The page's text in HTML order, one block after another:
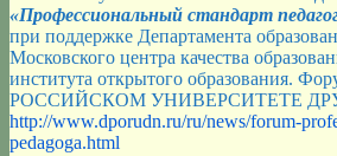
«Профессиональный стандарт
при поддержке Департамента
Московского центра качества
института открытого образования.
РОССИЙСКОМ УНИВЕРСИТЕТЕ
http://www.dporudn.ru/ru/news/forum-
pedagoga.html